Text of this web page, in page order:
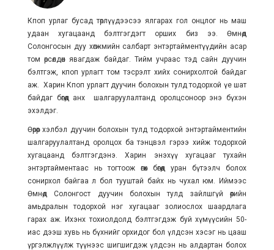
Кпоп урлаг бусад төрлүүдээсээ ялгарах гол онцлог нь маш
удаан хугацаанд бэлтгэгдэгт орших биз ээ. Өмнөд
Солонгосын дуу хөгжмийн салбарт энтэртайментүүдийн асар
том өрсөлдөөн явагдаж байдаг. Тийм учраас тэд сайн дуучин
бэлтгэж, кпоп урлагт том тэсрэлт хийх сонирхолтой байдаг
аж. Харин Кпоп урлагт дуучин болохын тулд тодорхой үе шат
байдаг бөгөөд анх шалгаруулалтанд оролцсоноор энэ бүхэн
эхэлдэг.
Өөрөөр хэлбэл дуучин болохын тулд тодорхой энтэртайментийн
шалгаруулалтанд оролцох ба тэнцвэл гэрээ хийж тодорхой
хугацаанд бэлтгэгдэнэ. Харин энэхүү хугацааг тухайн
энтэртайментаас нь тогтоож өгөх бөгөөд уран бүтээлч болох
сонирхол байгаа л бол тууштай байх нь чухал юм. Иймээс
Өмнөд Солонгост дуучин болохын тулд зайлшгүй өөрийн
амьдралын тодорхой нэг хугацааг золиослох шаардлага
гарах аж. Ихэнх тохиолдолд бэлтгэгдэж буй хүмүүсийн 50-
иас дээш хувь нь бүхнийг орхидог бол үлдсэн хэсэг нь цааш
үргэлжлүүлж түүнээс шигшигдэж үлдсэн нь алдартан болох